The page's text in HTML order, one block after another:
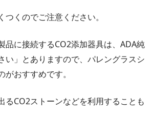
くのでご注意ください。
品に接続するCO2添加器具は、ADA純
い」とありますので、パレングラスシ
がおすすめです。
るCO2ストーンなどを利用することも